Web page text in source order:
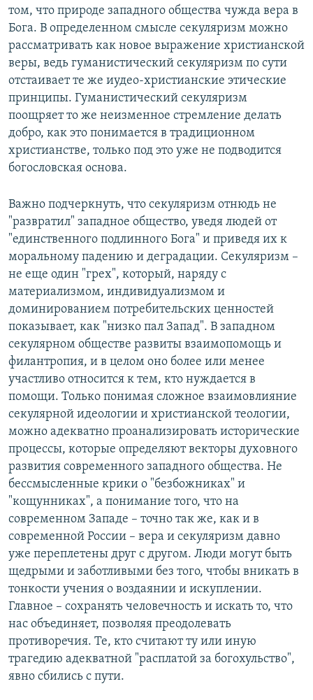
том, что природе западного общества чужда вера в
Бога. В определенном смысле секуляризм можно
рассматривать как новое выражение христианской
веры, ведь гуманистический секуляризм по сути
отстаивает те же иудео-христианские этические
принципы. Гуманистический секуляризм
поощряет то же неизменное стремление делать
добро, как это понимается в традиционном
христианстве, только под это уже не подводится
богословская основа.
Важно подчеркнуть, что секуляризм отнюдь не
"развратил" западное общество, уведя людей от
"единственного подлинного Бога" и приведя их к
моральному падению и деградации. Секуляризм –
не еще один "грех", который, наряду с
материализмом, индивидуализмом и
доминированием потребительских ценностей
показывает, как "низко пал Запад". В западном
секулярном обществе развиты взаимопомощь и
филантропия, и в целом оно более или менее
участливо относится к тем, кто нуждается в
помощи. Только понимая сложное взаимовлияние
секулярной идеологии и христианской теологии,
можно адекватно проанализировать исторические
процессы, которые определяют векторы духовного
развития современного западного общества. Не
бессмысленные крики о "безбожниках" и
"кощунниках", а понимание того, что на
современном Западе – точно так же, как и в
современной России – вера и секуляризм давно
уже переплетены друг с другом. Люди могут быть
щедрыми и заботливыми без того, чтобы вникать в
тонкости учения о воздаянии и искуплении.
Главное – сохранять человечность и искать то, что
нас объединяет, позволяя преодолевать
противоречия. Те, кто считают ту или иную
трагедию адекватной "расплатой за богохульство",
явно сбились с пути.